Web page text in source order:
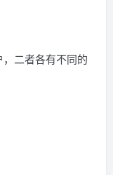
二者各有不同的